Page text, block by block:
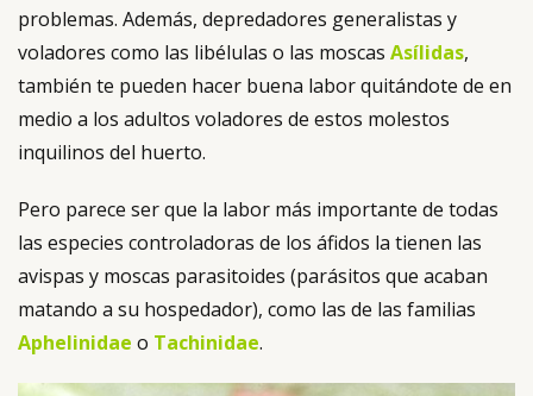
problemas. Además, depredadores generalistas y
voladores como las libélulas o las moscas Asílidas,
también te pueden hacer buena labor quitándote de en
medio a los adultos voladores de estos molestos
inquilinos del huerto.
Pero parece ser que la labor más importante de todas
las especies controladoras de los áfidos la tienen las
avispas y moscas parasitoides (parásitos que acaban
matando a su hospedador), como las de las familias
Aphelinidae o Tachinidae.